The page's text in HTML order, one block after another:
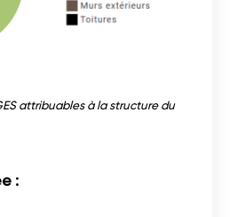
attribuables à la structure du
: